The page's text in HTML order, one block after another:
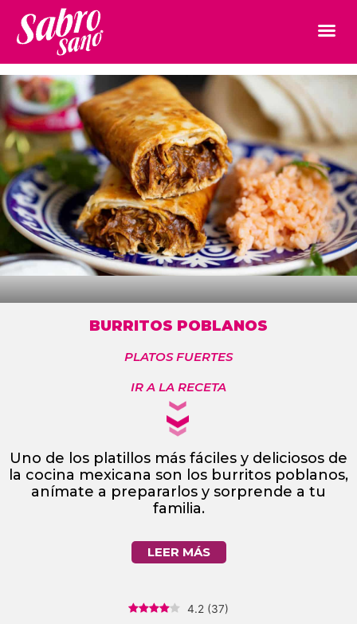
BURRITOS POBLANOS
PLATOS FUERTES
IR A LA RECETA
Uno de los platillos más fáciles y deliciosos de
la cocina mexicana son los burritos poblanos,
anímate a prepararlos y sorprende a tu
familia.
LEER MÁS
4.2 (37)